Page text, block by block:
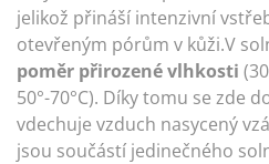
jelikož přináší intenzivní
otevřeným pórům v kůži.V
poměr přirozené vlhkosti
50°-70°C). Díky tomu se zde
vdechuje vzduch nasycený
jsou součástí jedinečného